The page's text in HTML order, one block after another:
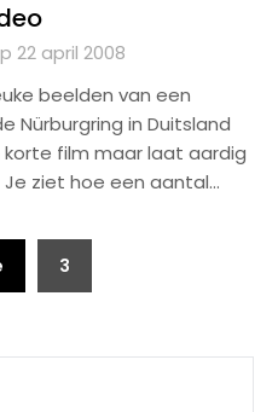
22 april 2008
beelden van een
Nürburgring in Duitsland
korte film maar laat aardig
Je ziet hoe een aantal…
3